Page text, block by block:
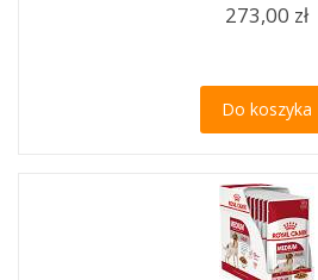
273,00 zł
Do koszyka